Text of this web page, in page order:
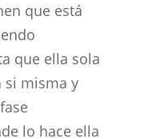
que está
que ella sola
si misma y
lo hace ella